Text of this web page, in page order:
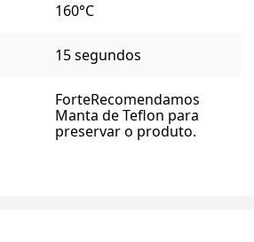
160°C
15 segundos
ForteRecomendamos
Manta de Teflon para
preservar o produto.